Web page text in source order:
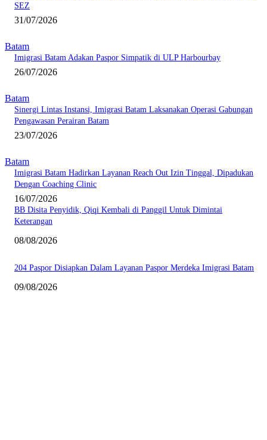
SEZ
31/07/2026
Batam
Imigrasi Batam Adakan Paspor Simpatik di ULP Harbourbay
26/07/2026
Batam
Sinergi Lintas Instansi, Imigrasi Batam Laksanakan Operasi Gabungan
Pengawasan Perairan Batam
23/07/2026
Batam
Imigrasi Batam Hadirkan Layanan Reach Out Izin Tinggal, Dipadukan
Dengan Coaching Clinic
16/07/2026
BB Disita Penyidik, Qiqi Kembali di Panggil Untuk Dimintai
Keterangan
08/08/2026
204 Paspor Disiapkan Dalam Layanan Paspor Merdeka Imigrasi Batam
09/08/2026